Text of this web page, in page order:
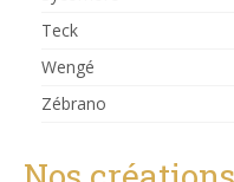
Teck
Wengé
Zébrano